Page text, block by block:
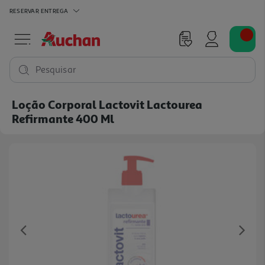
RESERVAR ENTREGA
Pesquisar
Loção Corporal Lactovit Lactourea
Refirmante 400 Ml
Previous